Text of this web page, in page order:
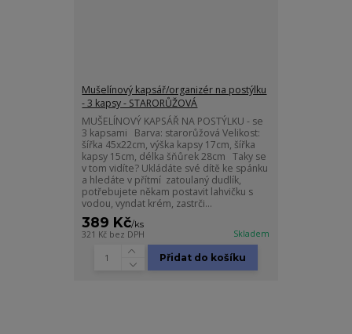
Mušelínový kapsář/organizér na postýlku
- 3 kapsy - STARORŮŽOVÁ
MUŠELÍNOVÝ KAPSÁŘ NA POSTÝLKU - se
3 kapsami Barva: starorůžová Velikost:
šířka 45x22cm, výška kapsy 17cm, šířka
kapsy 15cm, délka šňůrek 28cm Taky se
v tom vidíte? Ukládáte své dítě ke spánku
a hledáte v přítmí zatoulaný dudlík,
potřebujete někam postavit lahvičku s
vodou, vyndat krém, zastrči...
389 Kč/ks
321 Kč bez DPH Skladem
Přidat do košíku